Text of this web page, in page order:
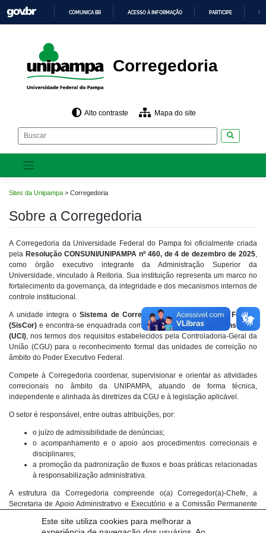
Este site utiliza cookies para melhorar a
para
o
COMUNICA BR ACESSO À INFORMAÇÃO PARTICIPE
Corregedoria
Alto contraste Mapa do site
Sites da Unipampa > Corregedoria
Sobre a Corregedoria
A Corregedoria da Universidade Federal do Pampa foi oficialmente criada
pela Resolução CONSUNI/UNIPAMPA nº 460, de 4 de dezembro de 2025
como órgão executivo integrante da Administração Superior da
Universidade, vinculado à Reitoria. Sua instituição representa um marco no
fortalecimento da governança, da integridade e dos mecanismos internos de
controle institucional.
A unidade integra o Sistema de Correição do Poder Executivo Federal
(SisCor) e encontra-se enquadrada comoUnidade de Correição Instituída
(UCI) , nos termos dos requisitos estabelecidos pela Controladoria-Geral da
União (CGU) para o reconhecimento formal das unidades de correição no
âmbito do Poder Executivo Federal.
Compete à Corregedoria coordenar, supervisionar e orientar as atividades
correcionais no âmbito da UNIPAMPA, atuando de forma técnica,
independente e alinhada às diretrizes da CGU e à legislação aplicável.
O setor é responsável, entre outras atribuições, por:
o juízo de admissibilidade de denúncias;
o acompanhamento e o apoio aos procedimentos correcionais e
disciplinares;
a promoção da padronização de fluxos e boas práticas relacionadas
à responsabilização administrativa.
A estrutura da Corregedoria compreende o(a) Corregedor(a)-Chefe, a
Secretaria de Apoio Administrativo e Executório e a Comissão Permanente
administrativo adequado ao desempenho das funções institucionais do